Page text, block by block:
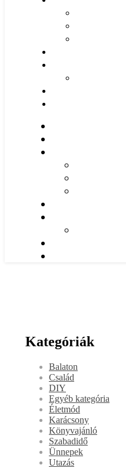
Kategóriák
Balaton
Család
DIY
Egyéb kategória
Életmód
Karácsony
Könyvajánló
Szabadidő
Ünnepek
Utazás